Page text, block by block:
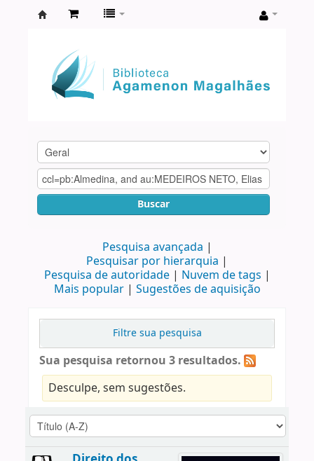
Agamenon
Magalhães
Buscar
Pesquisa avançada
Pesquisar por hierarquia
Pesquisa de autoridade
Nuvem de tags
Mais popular
Sugestões de aquisição
Filtre sua pesquisa
Sua pesquisa retornou 3 resultados.
Desculpe, sem sugestões.